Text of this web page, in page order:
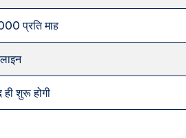
प्रति माह
ही शुरू होगी